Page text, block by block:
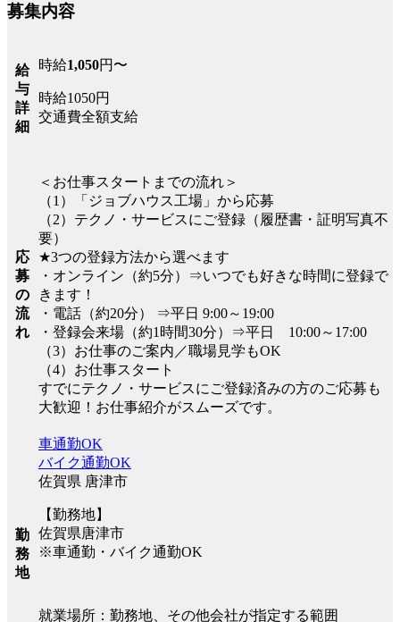
募集内容
給
与
詳
細
時給1,050円〜
時給1050円
交通費全額支給
応
募
の
流
れ
＜お仕事スタートまでの流れ＞
（1）「ジョブハウス工場」から応募
（2）テクノ・サービスにご登録（履歴書・証明写真不
要）
★3つの登録方法から選べます
・オンライン（約5分）⇒いつでも好きな時間に登録で
きます！
・電話（約20分） ⇒平日 9:00～19:00
・登録会来場（約1時間30分）⇒平日 10:00～17:00
（3）お仕事のご案内／職場見学もOK
（4）お仕事スタート
すでにテクノ・サービスにご登録済みの方のご応募も
大歓迎！お仕事紹介がスムーズです。
勤
務
地
車通勤OK
バイク通勤OK
佐賀県 唐津市
【勤務地】
佐賀県唐津市
※車通勤・バイク通勤OK
就業場所：勤務地、その他会社が指定する範囲